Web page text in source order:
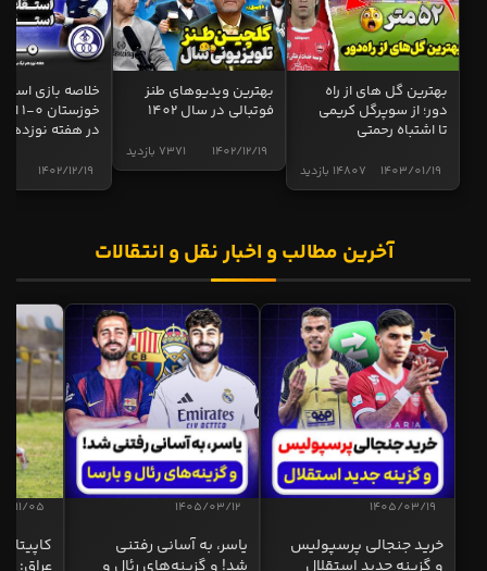
بهترین گل های از راه
دور؛ از سوپرگل کریمی
تا اشتباه رحمتی
14807 بازدید 1403/01/19
بهترین ویدیوهای طنز
فوتبالی در سال 1402
7371 بازدید 1402/12/19
خلاصه بازی
در هفته نوزدهم
1402/12/19
آخرین مطالب و اخبار نقل و انتقالات
1405/03/19
خرید جنجالی پرسپولیس
1405/03/12
یاسر، به آسانی رفتنی
11/05